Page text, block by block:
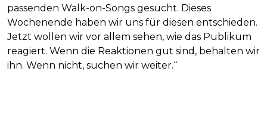
passenden Walk-on-Songs gesucht. Dieses
Wochenende haben wir uns für diesen entschieden.
Jetzt wollen wir vor allem sehen, wie das Publikum
reagiert. Wenn die Reaktionen gut sind, behalten wir
ihn. Wenn nicht, suchen wir weiter.“